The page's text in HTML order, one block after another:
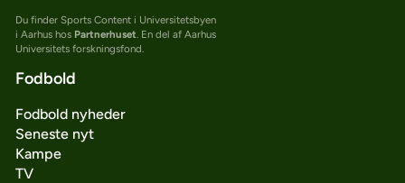
Du finder Sports Content i Universitetsbyen
i Aarhus hos Partnerhuset. En del af Aarhus
Universitets forskningsfond.
Fodbold
Fodbold nyheder
Seneste nyt
Kampe
TV